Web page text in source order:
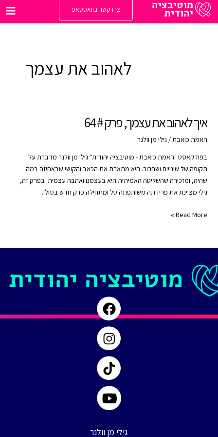
לתוכן
צרו קשר בוואטסאפ
לאהוב את עצמך
איך לאהוב את עצמך, פרק # 64
האמת כואבת/גילי מן וולנר
בפודקאסט "האמת כואבת - מוטיבציה יהודית" גילי מן וולנר מדברת על
תקופה של שינויים ושחרור. היא מתארת את הכאב והקושי שבאחיזה במה
שהיה, ומזכירה שהשליטה האמיתית היא בעצמנו ואהבה עצמית. בפרק זה,
גילי מציינת את פרידתה משותפתה טל ומתחילה פרק חדש בסולו.
איך
עצמך,
#
64
Read More »
גילי מן וולנר